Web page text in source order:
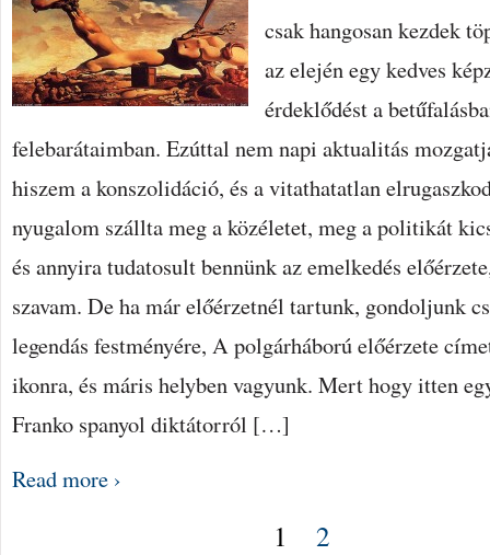
csak hangosan kezdek
az elején egy kedves
érdeklődést a
felebarátaimban. Ezúttal nem napi aktualitás
hiszem a konszolidáció, és a vitathatatlan
nyugalom szállta meg a közéletet, meg a politikát
és annyira tudatosult bennünk az emelkedés
szavam. De ha már előérzetnél tartunk, gondoljunk
legendás festményére, A polgárháború előérzete
ikonra, és máris helyben vagyunk. Mert hogy itten
Franko spanyol diktátorról […]
Read more ›
1 2